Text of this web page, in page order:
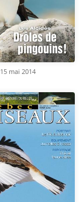
15 mai 2014